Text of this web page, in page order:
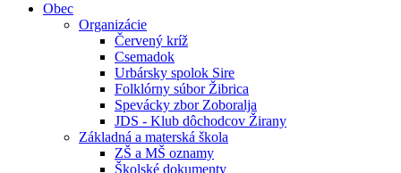
Obec
Organizácie
Červený kríž
Csemadok
Urbársky spolok Sire
Folklórny súbor Žibrica
Spevácky zbor Zoboralja
JDS - Klub dôchodcov Žirany
Základná a materská škola
ZŠ a MŠ oznamy
Školské dokumenty